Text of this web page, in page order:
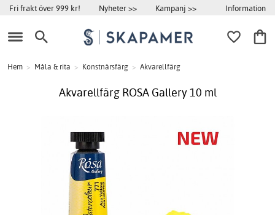
Fri frakt över 999 kr! Nyheter >> Kampanj >> Information
Hem > Måla & rita > Konstnärsfärg > Akvarellfärg
Akvarellfärg ROSA Gallery 10 ml